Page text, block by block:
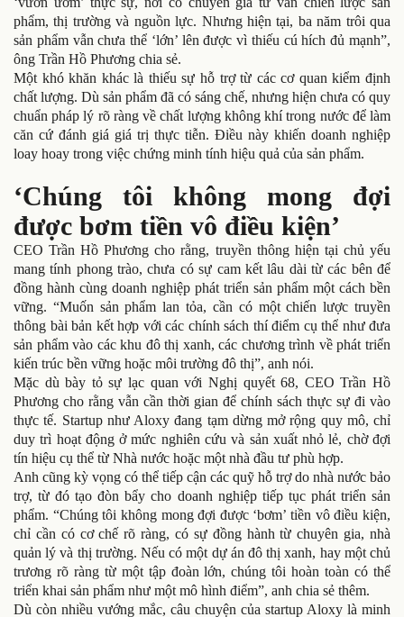
phẩm, thị trường và nguồn lực. Nhưng hiện tại, ba năm trôi qua
sản phẩm vẫn chưa thể ‘lớn’ lên được vì thiếu cú hích đủ mạnh”,
ông Trần Hồ Phương chia sẻ.
Một khó khăn khác là thiếu sự hỗ trợ từ các cơ quan kiểm định
chất lượng. Dù sản phẩm đã có sáng chế, nhưng hiện chưa có quy
chuẩn pháp lý rõ ràng về chất lượng không khí trong nước để làm
căn cứ đánh giá giá trị thực tiễn. Điều này khiến doanh nghiệp
loay hoay trong việc chứng minh tính hiệu quả của sản phẩm.
‘Chúng tôi không mong đợi
được bơm tiền vô điều kiện’
CEO Trần Hồ Phương cho rằng, truyền thông hiện tại chủ yếu
mang tính phong trào, chưa có sự cam kết lâu dài từ các bên để
đồng hành cùng doanh nghiệp phát triển sản phẩm một cách bền
vững. “Muốn sản phẩm lan tỏa, cần có một chiến lược truyền
thông bài bản kết hợp với các chính sách thí điểm cụ thể như đưa
sản phẩm vào các khu đô thị xanh, các chương trình về phát triển
kiến trúc bền vững hoặc môi trường đô thị”, anh nói.
Mặc dù bày tỏ sự lạc quan với Nghị quyết 68, CEO Trần Hồ
Phương cho rằng vẫn cần thời gian để chính sách thực sự đi vào
thực tế. Startup như Aloxy đang tạm dừng mở rộng quy mô, chỉ
duy trì hoạt động ở mức nghiên cứu và sản xuất nhỏ lẻ, chờ đợi
tín hiệu cụ thể từ Nhà nước hoặc một nhà đầu tư phù hợp.
Anh cũng kỳ vọng có thể tiếp cận các quỹ hỗ trợ do nhà nước bảo
trợ, từ đó tạo đòn bẩy cho doanh nghiệp tiếp tục phát triển sản
phẩm. “Chúng tôi không mong đợi được ‘bơm’ tiền vô điều kiện,
chỉ cần có cơ chế rõ ràng, có sự đồng hành từ chuyên gia, nhà
quản lý và thị trường. Nếu có một dự án đô thị xanh, hay một chủ
trương rõ ràng từ một tập đoàn lớn, chúng tôi hoàn toàn có thể
triển khai sản phẩm như một mô hình điểm”, anh chia sẻ thêm.
Dù còn nhiều vướng mắc, câu chuyện của startup Aloxy là minh